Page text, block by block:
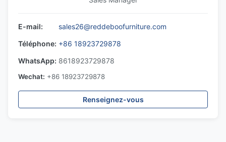
E-mail:
sales26@reddeboofurniture.com
Téléphone: +86 18923729878
WhatsApp: 8618923729878
Wechat: +86 18923729878
Renseignez-vous